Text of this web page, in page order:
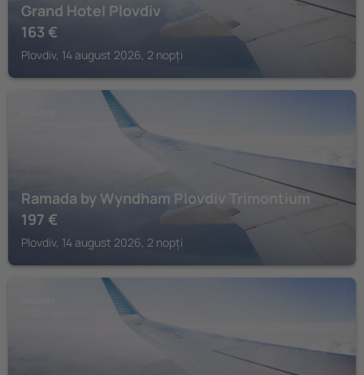
Grand Hotel Plovdiv
163 €
Plovdiv, 14 august 2026, 2 nopți
Ramada by Wyndham Plovdiv Trimontium
197 €
Plovdiv, 14 august 2026, 2 nopți